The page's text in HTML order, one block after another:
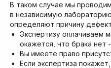
В таком случае мы
в независимую
определяют причину
Экспертизу оплачиваем
окажется, что брака нет
Вы имеете право
Если экспертиза